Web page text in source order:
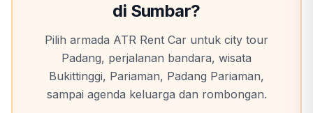
di Sumbar?
Pilih armada ATR Rent Car untuk city tour
Padang, perjalanan bandara, wisata
Bukittinggi, Pariaman, Padang Pariaman,
sampai agenda keluarga dan rombongan.